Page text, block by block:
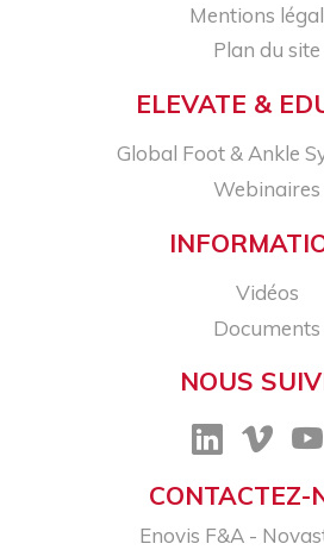
Mentions
Plan du site
ELEVATE &
Global Foot & Ankle
Webinaires
Vidéos
Documents
NOUS
CONTACTEZ-
Enovis F&A -